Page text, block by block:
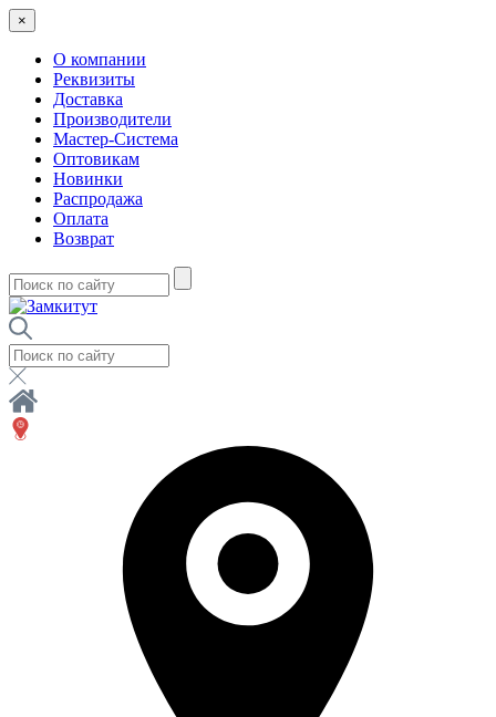
×
О компании
Реквизиты
Доставка
Производители
Мастер-Система
Оптовикам
Новинки
Распродажа
Оплата
Возврат